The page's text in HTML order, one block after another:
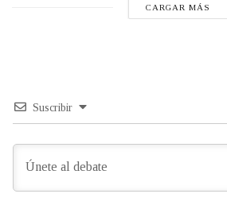
CARGAR MÁS
Suscribir